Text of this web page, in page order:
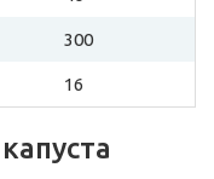
300
16